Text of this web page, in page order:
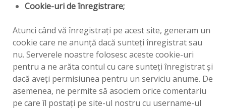
Cookie-uri de înregistrare;
Atunci când vă înregistraţi pe acest site, generam un
cookie care ne anunţă dacă sunteţi înregistrat sau
nu. Serverele noastre folosesc aceste cookie-uri
pentru a ne arăta contul cu care sunteţi înregistrat şi
dacă aveţi permisiunea pentru un serviciu anume. De
asemenea, ne permite să asociem orice comentariu
pe care îl postaţi pe site-ul nostru cu username-ul